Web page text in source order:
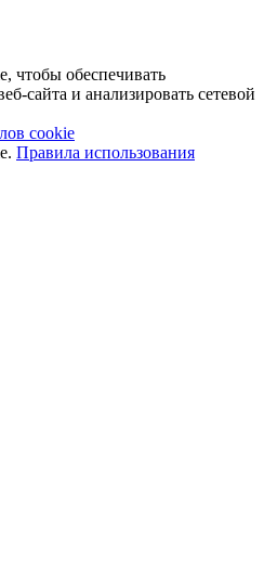
чтобы обеспечивать
сайта и анализировать сетевой
cookie
Правила использования